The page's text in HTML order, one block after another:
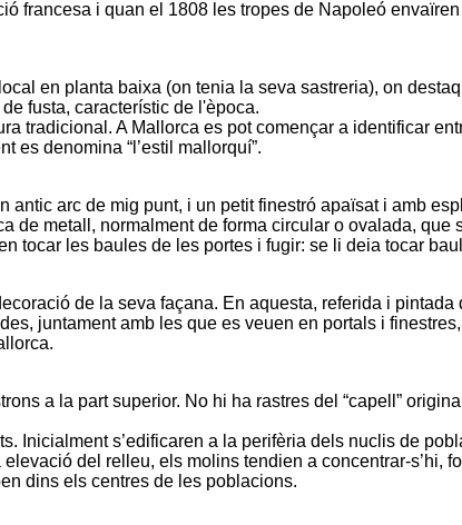
francesa i quan el 1808 les tropes de Napoleó
en planta baixa (on tenia la seva sastreria), on
fusta, característic de l'època.
tradicional. A Mallorca es pot començar a identificar
es denomina “l’estil mallorquí”.
arc de mig punt, i un petit finestró apaïsat i amb
metall, normalment de forma circular o ovalada, que
tocar les baules de les portes i fugir: se li deia tocar
de la seva façana. En aquesta, referida i
juntament amb les que es veuen en portals i
a la part superior. No hi ha rastres del “capell”
Inicialment s’edificaren a la perifèria dels nuclis de
del relleu, els molins tendien a concentrar-s’hi,
dins els centres de les poblacions.